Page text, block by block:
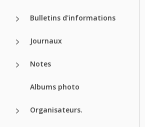
Bulletins d'informations
Journaux
Notes
Albums photo
Organisateurs.